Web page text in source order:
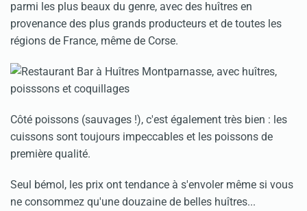
parmi les plus beaux du genre, avec des huîtres en
provenance des plus grands producteurs et de toutes les
régions de France, même de Corse.
Côté poissons (sauvages !), c'est également très bien : les
cuissons sont toujours impeccables et les poissons de
première qualité.
Seul bémol, les prix ont tendance à s'envoler même si vous
ne consommez qu'une douzaine de belles huîtres...